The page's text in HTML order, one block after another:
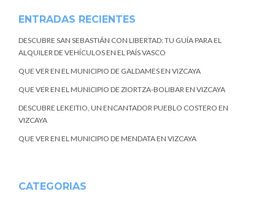
ENTRADAS RECIENTES
DESCUBRE SAN SEBASTIÁN CON LIBERTAD: TU GUÍA PARA EL
ALQUILER DE VEHÍCULOS EN EL PAÍS VASCO
QUE VER EN EL MUNICIPIO DE GALDAMES EN VIZCAYA
QUE VER EN EL MUNICIPIO DE ZIORTZA-BOLIBAR EN VIZCAYA
DESCUBRE LEKEITIO, UN ENCANTADOR PUEBLO COSTERO EN
VIZCAYA
QUE VER EN EL MUNICIPIO DE MENDATA EN VIZCAYA
CATEGORIAS